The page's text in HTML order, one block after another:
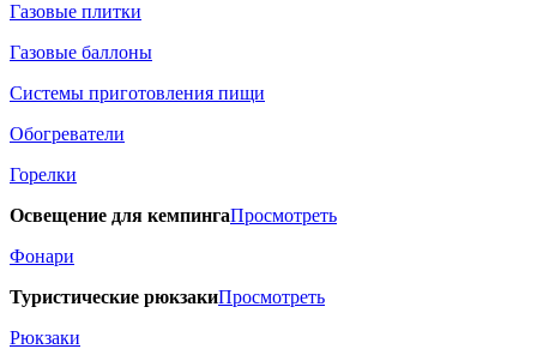
Газовые плитки
Газовые баллоны
Системы приготовления пищи
Обогреватели
Горелки
Освещение для кемпингаПросмотреть
Фонари
Туристические рюкзакиПросмотреть
Рюкзаки